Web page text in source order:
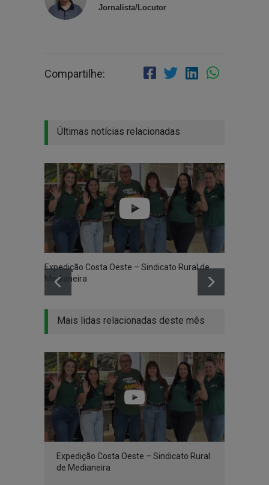
Jornalista/Locutor
Compartilhe:
Últimas notícias relacionadas
Expedição Costa Oeste – Sindicato Rural de
Medianeira
Mais lidas relacionadas deste mês
Expedição Costa Oeste – Sindicato Rural
de Medianeira